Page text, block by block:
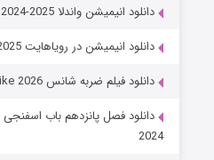
دانلود انیمیشن واندلا WondLa 2024-2025
دانلود انیمیشن در رویاهایت In Your Dreams 2025
دانلود فیلم ضربه شانس Lucky Strike 2026
2024